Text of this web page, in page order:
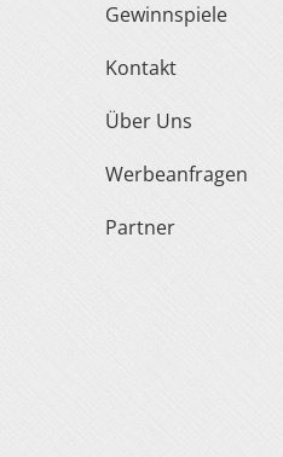
Gewinnspiele
Kontakt
Über Uns
Werbeanfragen
Partner